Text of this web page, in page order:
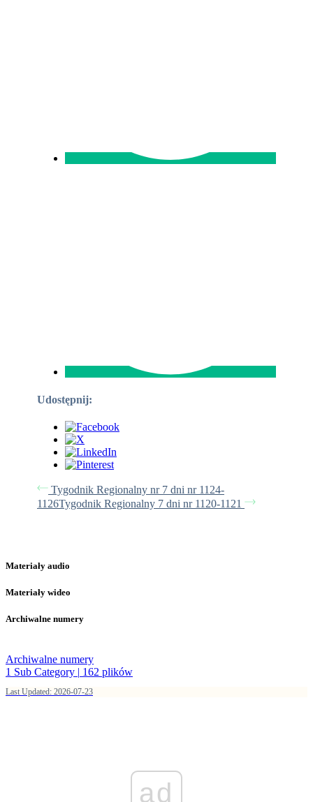
Udostępnij:
Tygodnik Regionalny nr 7 dni nr 1124-
1126Tygodnik Regionalny 7 dni nr 1120-1121
Materiały audio
Materiały wideo
Archiwalne numery
Archiwalne numery
1 Sub Category | 162 plików
Last Updated: 2026-07-23
ad